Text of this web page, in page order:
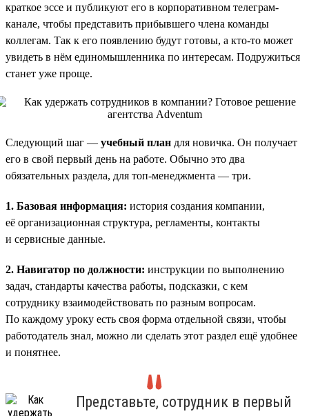
краткое эссе и публикуют его в корпоративном телеграм-
канале, чтобы представить прибывшего члена команды
коллегам. Так к его появлению будут готовы, а кто-то может
увидеть в нём единомышленника по интересам. Подружиться
станет уже проще.
Следующий шаг — учебный план для новичка. Он получает
его в свой первый день на работе. Обычно это два
обязательных раздела, для топ-менеджмента — три.
1. Базовая информация: история создания компании,
её организационная структура, регламенты, контакты
и сервисные данные.
2. Навигатор по должности: инструкции по выполнению
задач, стандарты качества работы, подсказки, с кем
сотруднику взаимодействовать по разным вопросам.
По каждому уроку есть своя форма отдельной связи, чтобы
работодатель знал, можно ли сделать этот раздел ещё удобнее
и понятнее.
Представьте, сотрудник в первый